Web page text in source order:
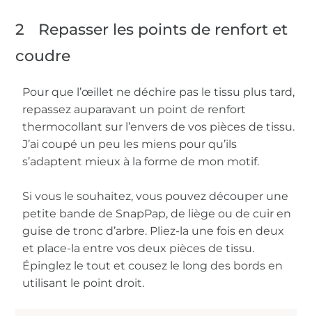
2
Repasser les points de renfort et
coudre
Pour que l’œillet ne déchire pas le tissu plus tard,
repassez auparavant un point de renfort
thermocollant sur l’envers de vos pièces de tissu.
J’ai coupé un peu les miens pour qu’ils
s’adaptent mieux à la forme de mon motif.
Si vous le souhaitez, vous pouvez découper une
petite bande de SnapPap, de liège ou de cuir en
guise de tronc d’arbre. Pliez-la une fois en deux
et place-la entre vos deux pièces de tissu.
Épinglez le tout et cousez le long des bords en
utilisant le point droit.